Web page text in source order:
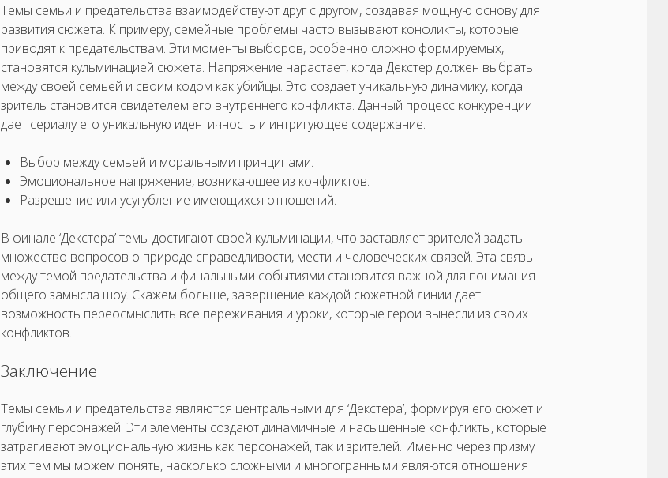
Темы семьи и предательства взаимодействуют друг с другом, создавая мощную основу для
развития сюжета. К примеру, семейные проблемы часто вызывают конфликты, которые
приводят к предательствам. Эти моменты выборов, особенно сложно формируемых,
становятся кульминацией сюжета. Напряжение нарастает, когда Декстер должен выбрать
между своей семьей и своим кодом как убийцы. Это создает уникальную динамику, когда
зритель становится свидетелем его внутреннего конфликта. Данный процесс конкуренции
дает сериалу его уникальную идентичность и интригующее содержание.
Выбор между семьей и моральными принципами.
Эмоциональное напряжение, возникающее из конфликтов.
Разрешение или усугубление имеющихся отношений.
В финале ‘Декстера’ темы достигают своей кульминации, что заставляет зрителей задать
множество вопросов о природе справедливости, мести и человеческих связей. Эта связь
между темой предательства и финальными событиями становится важной для понимания
общего замысла шоу. Скажем больше, завершение каждой сюжетной линии дает
возможность переосмыслить все переживания и уроки, которые герои вынесли из своих
конфликтов.
Заключение
Темы семьи и предательства являются центральными для ‘Декстера’, формируя его сюжет и
глубину персонажей. Эти элементы создают динамичные и насыщенные конфликты, которые
затрагивают эмоциональную жизнь как персонажей, так и зрителей. Именно через призму
этих тем мы можем понять, насколько сложными и многогранными являются отношения